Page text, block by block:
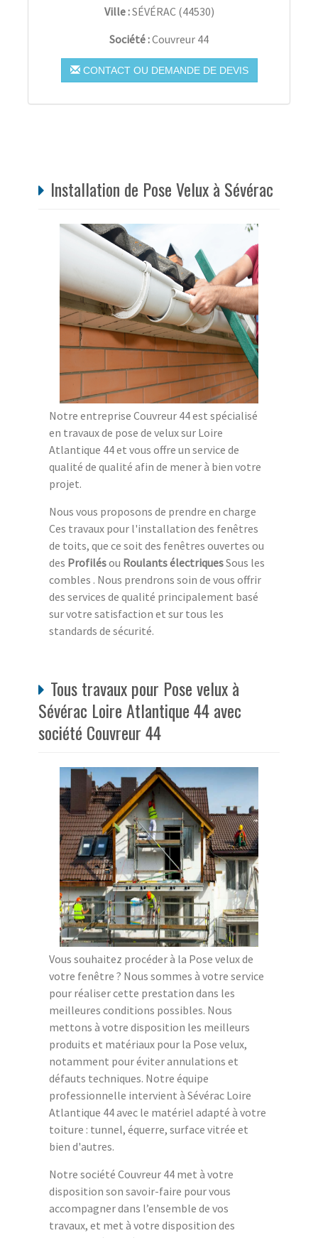
Ville :SÉVÉRAC(44530)
Société :Couvreur 44
CONTACT OU DEMANDE DE DEVIS
Installation de Pose Velux à Sévérac
Notre entreprise Couvreur 44 est spécialisé
en travaux de pose de velux sur Loire
Atlantique 44 et vous offre un service de
qualité de qualité afin de mener à bien votre
projet.
Nous vous proposons de prendre en charge
Ces travaux pour l'installation des fenêtres
de toits, que ce soit des fenêtres ouvertes ou
des Profilésou Roulants électriquesSous les
combles . Nous prendrons soin de vous offrir
des services de qualité principalement basé
sur votre satisfaction et sur tous les
standards de sécurité.
Tous travaux pour Pose velux à
Sévérac Loire Atlantique 44 avec
société Couvreur 44
Vous souhaitez procéder à la Pose velux de
votre fenêtre ? Nous sommes à votre service
pour réaliser cette prestation dans les
meilleures conditions possibles. Nous
mettons à votre disposition les meilleurs
produits et matériaux pour la Pose velux,
notamment pour éviter annulations et
défauts techniques. Notre équipe
professionnelle intervient à Sévérac Loire
Atlantique 44 avec le matériel adapté à votre
toiture : tunnel, équerre, surface vitrée et
bien d'autres.
Notre société Couvreur 44 met à votre
disposition son savoir-faire pour vous
accompagner dans l’ensemble de vos
travaux, et met à votre disposition des